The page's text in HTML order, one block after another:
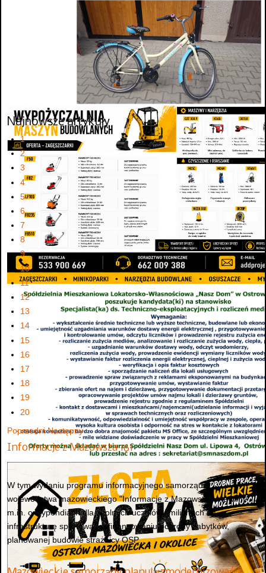
Najnowsze artykuły
1
2
3
4
5
6
7
8
9
10
11
12
13
14
15
16
17
18
19
20
Poprzedni Następny
Informacje z Mazowsza 161
W tym wydaniu programu informacyjnego samorządu
województwa mazowieckiego "Informacje z Mazowsza" mówimy
m.in. o stypendiach dla zdolnych uczniów i milionach na
infrastrukturę sportową, dofinansowaniu ochrony zabytków,
planowanej budowie strażnicy OSP...